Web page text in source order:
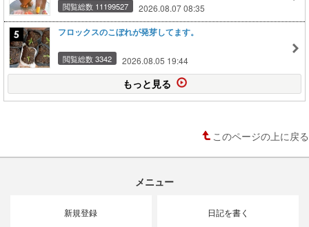
閲覧総数 11199527 2026.08.07 08:35
フロックスのこぼれが発芽してます。
閲覧総数 3342 2026.08.05 19:44
もっと見る
このページの上に戻る
メニュー
新規登録 日記を書く